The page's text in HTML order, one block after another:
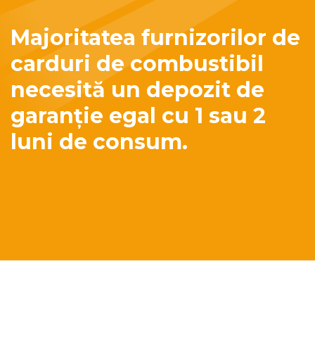
Majoritatea furnizorilor de
carduri de combustibil
necesită un depozit de
garanție egal cu 1 sau 2
luni de consum.